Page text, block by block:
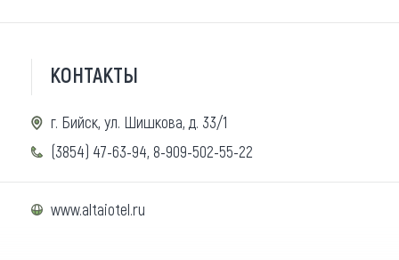
КОНТАКТЫ
г. Бийск, ул. Шишкова, д. 33/1
(3854) 47-63-94, 8-909-502-55-22
www.altaiotel.ru